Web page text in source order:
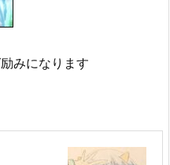
みになります